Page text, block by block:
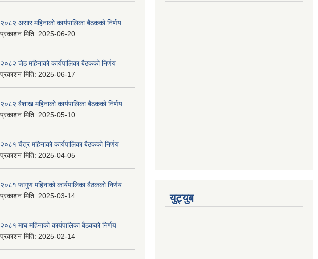
२०८२ असार महिनाको कार्यपालिका बैठकको निर्णय
प्रकाशन मिति: 2025-06-20
२०८२ जेठ महिनाको कार्यपालिका बैठकको निर्णय
प्रकाशन मिति: 2025-06-17
२०८२ बैशाख महिनाको कार्यपालिका बैठकको निर्णय
प्रकाशन मिति: 2025-05-10
२०८१ चैत्र महिनाको कार्यपालिका बैठकको निर्णय
प्रकाशन मिति: 2025-04-05
२०८१ फागुण महिनाको कार्यपालिका बैठकको निर्णय
प्रकाशन मिति: 2025-03-14
२०८१ माघ महिनाको कार्यपालिका बैठकको निर्णय
प्रकाशन मिति: 2025-02-14
युट्युब